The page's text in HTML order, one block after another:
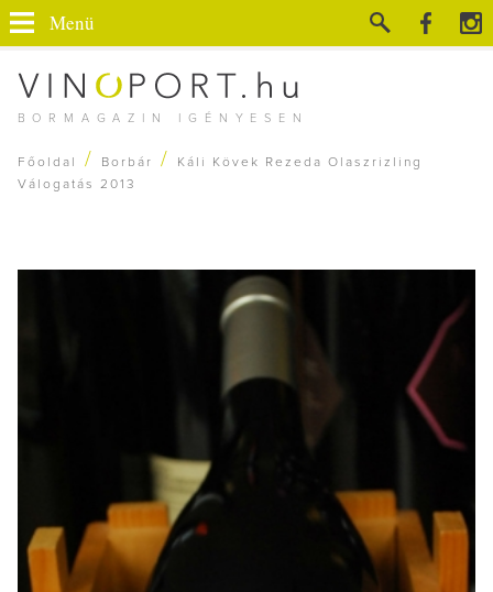
BORMAGAZIN IGÉNYESEN
Menü
Főoldal / Borbár /
Káli Kövek Rezeda Olaszrizling
Válogatás 2013